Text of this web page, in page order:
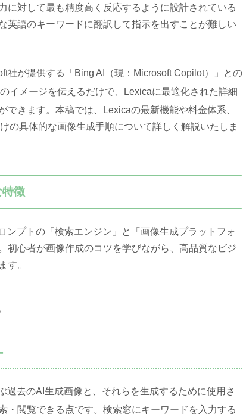
に対して最も精度高く反応するように設計されている
英語のキーワードに翻訳して指示を出すことが難しい
社が提供する「Bing AI（現：Microsoft Copilot）」との
イメージを伝えるだけで、Lexicaに最適化された詳細
できます。本稿では、Lexicaの最新機能や料金体系、
の具体的な画像生成手順について詳しく解説いたしま
徴
プトの「検索エンジン」と「画像生成プラットフォ
初心者が画像作成のコツを学びながら、高品質なビジ
す。
去のAI生成画像と、それらを生成するために使用さ
・閲覧できる点です。検索窓にキーワードを入力する